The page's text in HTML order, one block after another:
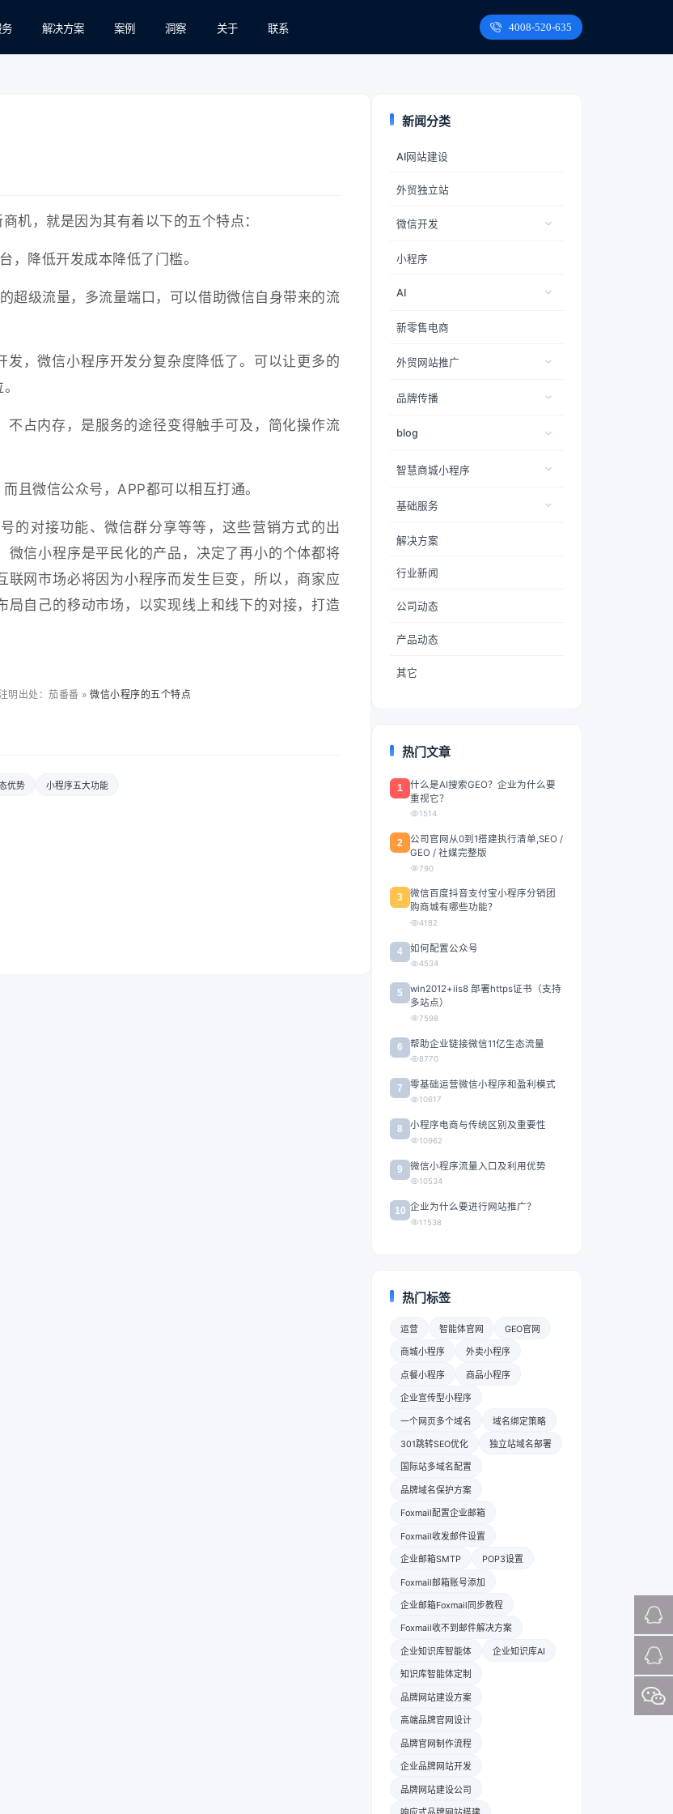
解决方案 案例 洞察 关于 联系 4008-520-635
机，就是因为其有着以下的五个特点：
，降低开发成本降低了门槛。
超级流量，多流量端口，可以借助微信自身带来的流
，微信小程序开发分复杂度降低了。可以让更多的
占内存，是服务的途径变得触手可及，简化操作流
且微信公众号，APP都可以相互打通。
的对接功能、微信群分享等等，这些营销方式的出
信小程序是平民化的产品，决定了再小的个体都将
网市场必将因为小程序而发生巨变，所以，商家应
自己的移动市场，以实现线上和线下的对接，打造
明出处：茄番番 »微信小程序的五个特点
优势 小程序五大功能
新闻分类
AI网站建设
外贸独立站
微信开发
小程序
AI
新零售电商
外贸网站推广
品牌传播
blog
智慧商城小程序
基础服务
解决方案
行业新闻
公司动态
产品动态
其它
热门文章
1
什么是AI搜索GEO？企业为什么要
重视它？
1514
2
公司官网从0到1搭建执行清单,SEO /
GEO / 社媒完整版
790
3
微信百度抖音支付宝小程序分销团
购商城有哪些功能？
4182
4 如何配置公众号
4534
5
win2012+iis8 部署https证书（支持
多站点）
7598
6 帮助企业链接微信11亿生态流量
8770
7 零基础运营微信小程序和盈利模式
10617
8 小程序电商与传统区别及重要性
10962
9 微信小程序流量入口及利用优势
10534
10 企业为什么要进行网站推广？
11538
热门标签
运营 智能体官网 GEO官网
商城小程序 外卖小程序
点餐小程序 商品小程序
企业宣传型小程序
一个网页多个域名 域名绑定策略
301跳转SEO优化 独立站域名部署
国际站多域名配置
品牌域名保护方案
Foxmail配置企业邮箱
Foxmail收发邮件设置
企业邮箱SMTP POP3设置
Foxmail邮箱账号添加
企业邮箱Foxmail同步教程
Foxmail收不到邮件解决方案
企业知识库智能体 企业知识库AI
知识库智能体定制
品牌网站建设方案
高端品牌官网设计
品牌官网制作流程
企业品牌网站开发
品牌网站建设公司